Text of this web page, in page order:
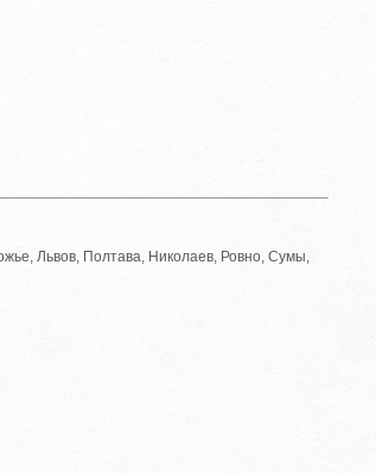
Львов, Полтава, Николаев, Ровно, Сумы,